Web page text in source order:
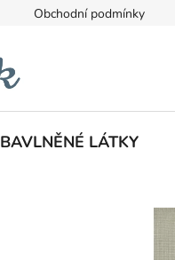
Obchodní podmínky
BAVLNĚNÉ LÁTKY